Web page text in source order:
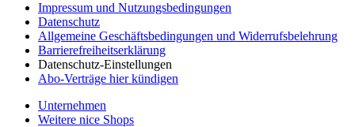
Impressum und Nutzungsbedingungen
Datenschutz
Allgemeine Geschäftsbedingungen und Widerrufsbelehrung
Barrierefreiheitserklärung
Datenschutz-Einstellungen
Abo-Verträge hier kündigen
Unternehmen
Weitere nice Shops